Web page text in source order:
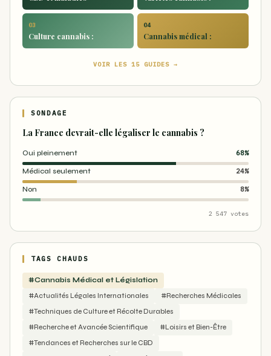
03
Culture cannabis :
04
Cannabis médical :
VOIR LES 15 GUIDES →
SONDAGE
La France devrait-elle légaliser le cannabis ?
Oui pleinement 68%
Médical seulement 24%
Non 8%
2 547 votes
TAGS CHAUDS
#Cannabis Médical et Législation
#Actualités Légales Internationales
#Recherches Médicales
#Techniques de Culture et Récolte Durables
#Recherche et Avancée Scientifique
#Loisirs et Bien-Être
#Tendances et Recherches sur le CBD